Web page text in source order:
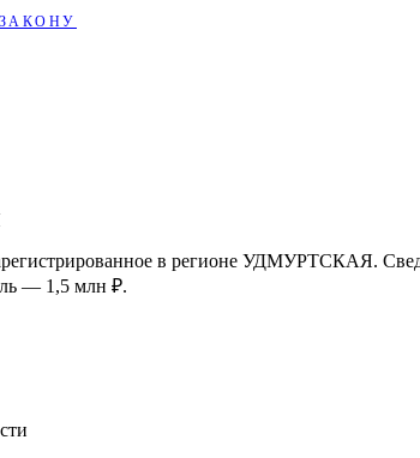
в регионе УДМУРТСКАЯ.
— 1,5 млн ₽.